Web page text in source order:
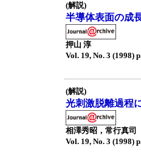
(解説)
半導体表面の成
押山 淳
Vol. 19, No. 3 (1998)
(解説)
光刺激脱離過程
相澤秀昭，常行真司
Vol. 19, No. 3 (1998)